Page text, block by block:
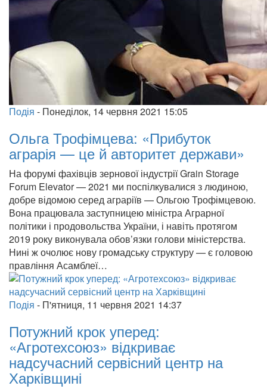
Подія - Понеділок, 14 червня 2021 15:05
Ольга Трофімцева: «Прибуток
аграрія — це й авторитет держави»
На форумі фахівців зернової індустрії Grain Storage
Forum Elevator — 2021 ми поспілкувалися з людиною,
добре відомою серед аграріїв — Ольгою Трофімцевою.
Вона працювала заступницею міністра Аграрної
політики і продовольства України, і навіть протягом
2019 року виконувала обов’язки голови міністерства.
Нині ж очолює нову громадську структуру — є головою
правління Асамблеї…
Подія - П'ятниця, 11 червня 2021 14:37
Потужний крок уперед:
«Агротехсоюз» відкриває
надсучасний сервісний центр на
Харківщині